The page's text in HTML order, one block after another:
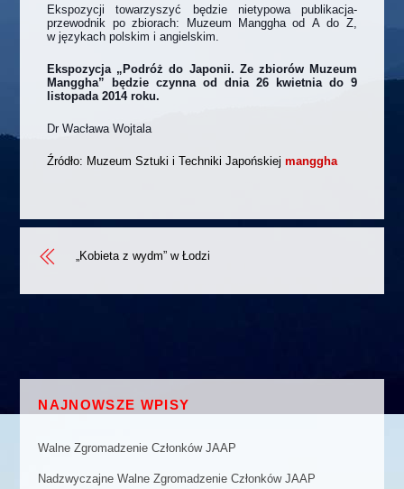
Ekspozycji towarzyszyć będzie nietypowa publikacja-
przewodnik po zbiorach: Muzeum Manggha od A do Z,
w językach polskim i angielskim.
Ekspozycja „Podróż do Japonii. Ze zbiorów Muzeum
Manggha” będzie czynna od dnia 26 kwietnia do 9
listopada 2014roku.
Dr Wacława Wojtala
Źródło: Muzeum Sztuki i Techniki Japońskiej manggha
„Kobieta z wydm” w Łodzi
NAJNOWSZE WPISY
Walne Zgromadzenie Członków JAAP
Nadzwyczajne Walne Zgromadzenie Członków JAAP